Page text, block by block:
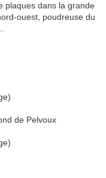
plaques dans la grande
ouest, poudreuse du
de Pelvoux